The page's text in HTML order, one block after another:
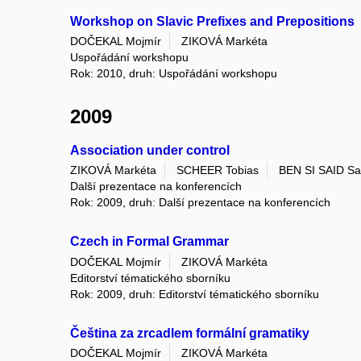
Workshop on Slavic Prefixes and Prepositions
DOČEKAL Mojmír
ZIKOVÁ Markéta
Uspořádání workshopu
Rok: 2010, druh: Uspořádání workshopu
2009
Association under control
ZIKOVÁ Markéta SCHEER Tobias
BEN SI SAID
Další prezentace na konferencích
Rok: 2009, druh: Další prezentace na konferencích
Czech in Formal Grammar
DOČEKAL Mojmír
ZIKOVÁ Markéta
Editorství tématického sborníku
Rok: 2009, druh: Editorství tématického sborníku
Čeština za zrcadlem formální gramatiky
DOČEKAL Mojmír ZIKOVÁ Markéta